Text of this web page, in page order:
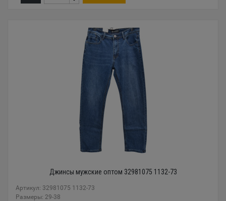
Джинсы мужские оптом 32981075 1132-73
Артикул: 32981075 1132-73
Размеры: 29-38